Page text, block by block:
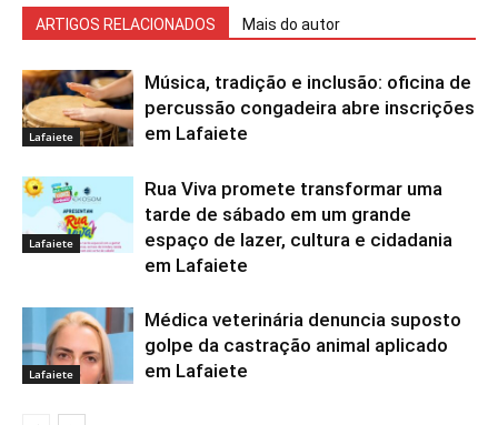
ARTIGOS RELACIONADOS Mais do autor
Lafaiete
Música, tradição e inclusão: oficina de
percussão congadeira abre inscrições
em Lafaiete
Lafaiete
Rua Viva promete transformar uma
tarde de sábado em um grande
espaço de lazer, cultura e cidadania
em Lafaiete
Lafaiete
Médica veterinária denuncia suposto
golpe da castração animal aplicado
em Lafaiete